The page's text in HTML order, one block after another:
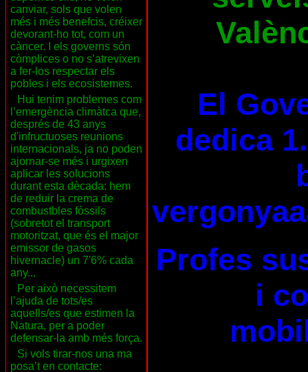
canviar, sols que volen
més i més benefcis, créixer
devorant-ho tot, com un
càncer. I els governs són
còmplices o no s’atrevixen
a fer-los respectar els
pobles i els ecosistemes.
Hui tenim problemes com
l’emergència climàtca que,
després de 43 anys
d'infructuoses reunions
internacionals, ja no poden
ajornar-se més i urgixen
aplicar les solucions
durant esta dècada: hem
de reduir la crema de
combustbles fòssils
(sobretot el transport
motoritzat, que és el major
emissor de gasos
hivernacle) un 7'6% cada
any...
Per això necessitem
l’ajuda de tots/es
aquells/es que estimen la
Natura, per a poder
defensar-la amb més força.
Si vols tirar-nos una ma
posa’t en contacte:
El
dedica
Profes
i